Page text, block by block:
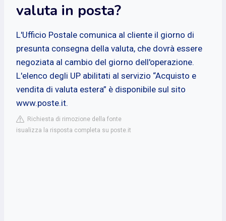
valuta in posta?
L'Ufficio Postale comunica al cliente il giorno di
presunta consegna della valuta, che dovrà essere
negoziata al cambio del giorno dell'operazione.
L'elenco degli UP abilitati al servizio “Acquisto e
vendita di valuta estera” è disponibile sul sito
www.poste.it.
Richiesta di rimozione della fonte
isualizza la risposta completa su poste.it